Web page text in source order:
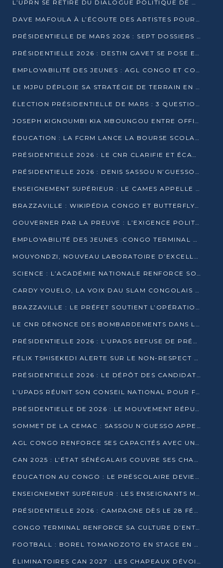
L’UPRN SE RETIRE DU DIALOGUE POLITIQUE DE DJAMBALA : TENSIONS DANS LE PRÉ-ÉLECTORAL CONGOLAIS
DAVE MAFOULA À L’ÉCOUTE DES ARTISTES POUR REDÉFINIR SA POLITIQUE CULTURELLE
PRÉSIDENTIELLE DE MARS 2026 : SEPT DOSSIERS DE CANDIDATURE ENREGISTRÉS À LA CLÔTURE DES DÉPÔTS
PRÉSIDENTIELLE 2026 : DESTIN GAVET SE POSE EN CANDIDAT DU « RAS-LE-BOL »
EMPLOYABILITÉ DES JEUNES : AGL CONGO ET CONGO TERMINAL S’ALLIENT À UCAC-ICAM
LE MJPU DÉPLOIE SA STRATÉGIE DE TERRAIN EN FAVEUR DE DSN
ÉLECTION PRÉSIDENTIELLE DE MARS : 3 QUESTIONS À UN EXPERT CONGOLAIS DE LA CYBERSÉCURITÉ
JOSEPH KIGNOUMBI KIA MBOUNGOU ENTRE OFFICIELLEMENT EN COURSE POUR LA PRÉSIDENTIELLE
ÉDUCATION : LA FCRM LANCE LA BOURSE SCOLAIRE FRANCINE-NTOUMI POUR PROMOUVOIR LES FILIÈRES SCIENTIFIQUES
PRÉSIDENTIELLE 2026 : LE CNR CLARIFIE ET ÉCARTE LA CANDIDATURE DU PASTEUR NTUMI
PRÉSIDENTIELLE 2026 : DENIS SASSOU N’GUESSO ANNONCE OFFICIELLEMENT SA CANDIDATURE
ENSEIGNEMENT SUPÉRIEUR : LE CAMES APPELLE À UNE UNIVERSITÉ AFRICAINE AXÉE SUR L’EMPLOYABILITÉ
BRAZZAVILLE : WIKIPÉDIA CONGO ET BUTTERFLY SCELLENT UN PARTENARIAT POUR STRUCTURER LE BÉNÉVOLAT NUMÉRIQUE
GOUVERNER PAR LA PREUVE : L’EXIGENCE POLITIQUE DU XXIᵉ SIÈCLE
EMPLOYABILITÉ DES JEUNES :CONGO TERMINAL S’ALLIE À L’ESCIC POUR RAPPROCHER L’ÉCOLE DU TERRAIN
MOUYONDZI, NOUVEAU LABORATOIRE D’EXCELLENCE PÉDAGOGIQUE AVEC L’ENFICE
SCIENCE : L’ACADÉMIE NATIONALE RENFORCE SON ÉQUIPE ET TRACE SA FEUILLE DE ROUTE 2026
CARDY YOUELO, LA VOIX DAU SLAM CONGOLAIS QUI INTERPELLE LE MONDE
BRAZZAVILLE : LE PRÉFET SOUTIENT L’OPÉRATION « ZÉRO KULUNA » ET APPELLE À LA VIGILANCE CITOYENNE
LE CNR DÉNONCE DES BOMBARDEMENTS DANS LE POOL ET ACCUSE LE GOUVERNEMENT
PRÉSIDENTIELLE 2026 : L’UPADS REFUSE DE PRÉSENTER UN CANDIDAT ET DÉNONCE UN PROCESSUS NON CRÉDIBLE
FÉLIX TSHISEKEDI ALERTE SUR LE NON-RESPECT DES ENGAGEMENTS DE PAIX APRÈS SA RENCONTRE AVEC D. SASSOU-NGUESSO
PRÉSIDENTIELLE 2026 : LE DÉPÔT DES CANDIDATURES OUVERT DU 29 JANVIER AU 12 FÉVRIER
L’UPADS RÉUNIT SON CONSEIL NATIONAL POUR FIXER SA LIGNE POLITIQUE À DEUX MOIS DE LA PRÉSIDENTIELLE
PRÉSIDENTIELLE DE 2026 : LE MOUVEMENT RÉPUBLICAIN DÉNONCE UNE CONVOCATION ÉLECTORALE « OPAQUE ET PRÉCIPITÉE »
SOMMET DE LA CEMAC : SASSOU N’GUESSO APPELLE À LA VIGILANCE FACE AUX RISQUES ÉCONOMIQUES
AGL CONGO RENFORCE SES CAPACITÉS AVEC UNE GRUE DE 250 TONNES
CAN 2025 : L’ÉTAT SÉNÉGALAIS COUVRE SES CHAMPIONS D’AFRIQUE DE RÉCOMPENSES EXCEPTIONNELLES
ÉDUCATION AU CONGO : LE PRÉSCOLAIRE DEVIENT OBLIGATOIRE, LE BTS CONSACRÉ DIPLÔME D’ÉTAT
ENSEIGNEMENT SUPÉRIEUR : LES ENSEIGNANTS MAINTIENNENT LA GRÈVE ET EXIGENT UN ACCORD ÉCRIT AVEC L’ÉTAT
PRÉSIDENTIELLE 2026 : CAMPAGNE DÈS LE 28 FÉVRIER, SCRUTIN LES 12 ET 15 MARS
CONGO TERMINAL RENFORCE SA CULTURE D’ENTREPRISE AVEC LE PROGRAMME « WIN TOGETHER »
FOOTBALL : BOREL TOMANDZOTO EN STAGE EN ESPAGNE AVEC POLISSYA FC
ÉLIMINATOIRES CAN 2027 : LES CHAPEAUX DÉVOILÉS, LE CONGO FIXÉ SUR SON SORT